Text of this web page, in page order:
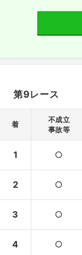
第9レース
着
不成立
事故等
1 ○
2 ○
3 ○
4 ○